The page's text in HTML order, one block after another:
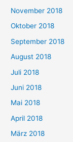
November 2018
Oktober 2018
September 2018
August 2018
Juli 2018
Juni 2018
Mai 2018
April 2018
März 2018